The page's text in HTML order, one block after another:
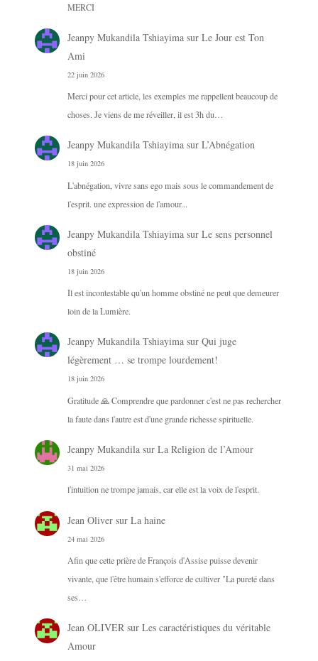
MERCI
Jeanpy Mukandila Tshiayimasur Le Jour est Ton
Ami
22 juin 2026
Merci pour cet article, les exemples me rappellent beaucoup de
choses. Je viens de me réveiller, il est 3h du…
Jeanpy Mukandila Tshiayimasur L’Abnégation
18 juin 2026
L'abnégation, vivre sans ego mais sous le commandement de
l'esprit. une expression de l'amour...
Jeanpy Mukandila Tshiayimasur Le sens personnel
obstiné
18 juin 2026
Il est incontestable qu'un homme obstiné ne peut que demeurer
loin de la Lumière.
Jeanpy Mukandila Tshiayimasur Qui juge
légèrement … se trompe lourdement!
18 juin 2026
Gratitude 🙏 Comprendre que pardonner c'est ne pas rechercher
la faute dans l'autre est d'une grande richesse spirituelle.
Jeanpy Mukandilasur La Religion de l’Amour
31 mai 2026
l'intuition ne trompe jamais, car elle est la voix de l'esprit.
Jean Oliversur La haine
24 mai 2026
Afin que cette prière de François d'Assise puisse devenir
vivante, que l'être humain s'efforce de cultiver "La pureté dans
ses…
Jean OLIVERsur Les caractéristiques du véritable
Amour